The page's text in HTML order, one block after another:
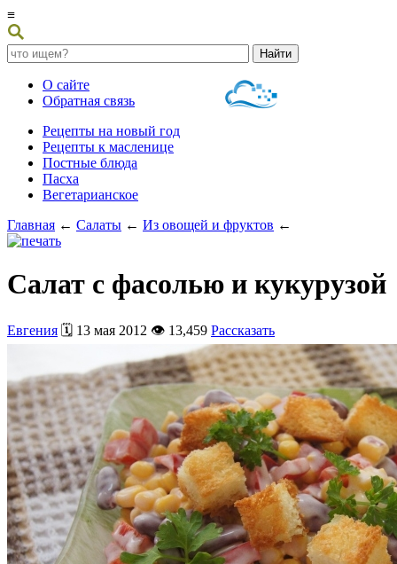
≡
О сайте
Обратная связь
Рецепты на новый год
Рецепты к масленице
Постные блюда
Пасха
Вегетарианское
Главная ← Салаты ← Из овощей и фруктов ←
Салат с фасолью и кукурузой
Евгения 🗓️ 13 мая 2012 👁️ 13,459 Рассказать